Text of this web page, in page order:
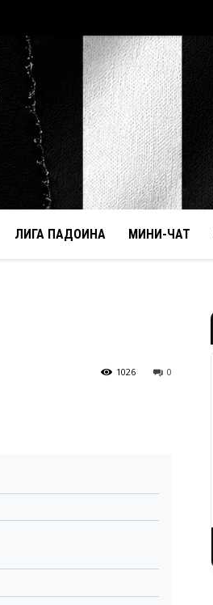
ЛИГА ПАДОИНА МИНИ-ЧАТ
0
1026